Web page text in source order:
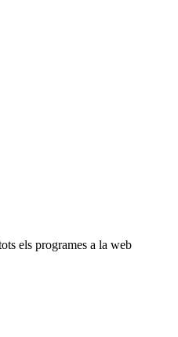
els programes a la web